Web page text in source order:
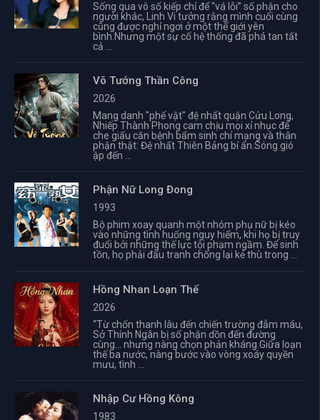
Sống qua vô số kiếp chỉ để “vá lỗi” số phận cho
người khác, Linh Vi tưởng rằng mình cuối cùng
cũng được nghỉ ngơi ở một thế giới yên
bình.Nhưng một sự cố hệ thống đã phá tan tất
cả ...
Võ Tướng Thần Công
2026
Mang danh "phế vật" đệ nhất quận Cửu Long,
Nhiếp Thành Phong cam chịu mọi xỉ nhục để
che giấu căn bệnh bẩm sinh chí mạng và thân
phận thật: Đệ nhất Thiên Bảng bí ẩn.Sóng gió
ập đến ...
Phận Nữ Long Đong
1993
Bộ phim xoay quanh một nhóm phụ nữ bị kéo
vào những tình huống nguy hiểm, khi họ bị truy
đuổi bởi những thế lực tội phạm ngầm. Để sinh
tồn, họ phải đấu tranh chống lại kẻ thù trong ...
Hồng Nhan Loạn Thế
2026
“Từ chốn thanh lâu đến chiến trường đẫm máu,
Sở Thính Ngân bị số phận dồn đến đường
cùng… nhưng nàng chọn phản kháng.Giữa loạn
thế ba nước, nàng bước vào vòng xoáy quyền
mưu, tình ...
Nhập Cư Hồng Kông
1983